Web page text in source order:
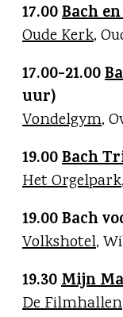
17.00Bach
Oude Kerk,
17.00-21.00
uur)
Vondelgym,
19.00Bach
Het Orgelpark
19.00 Bach
Volkshotel,
19.30Mijn
De Filmhallen